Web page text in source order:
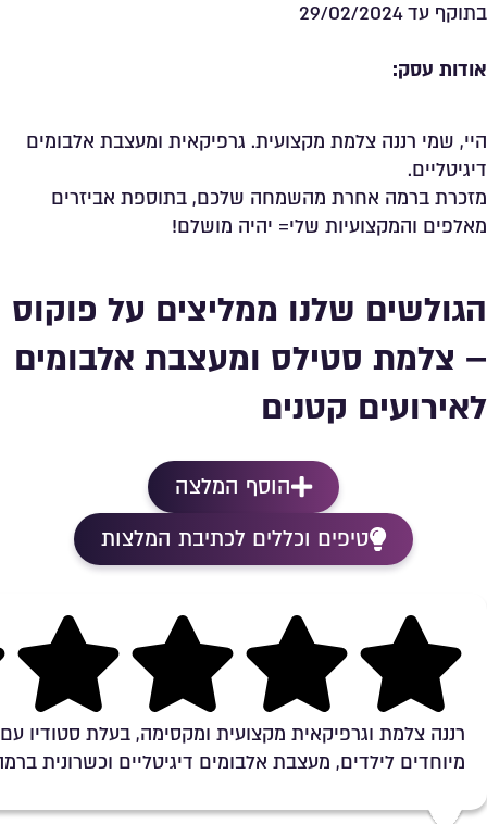
בתוקף עד 29/02/2024
אודות עסק:
היי, שמי רננה צלמת מקצועית. גרפיקאית ומעצבת אלבומים
דיגיטליים.
מזכרת ברמה אחרת מהשמחה שלכם, בתוספת אביזרים
מאלפים והמקצועיות שלי= יהיה מושלם!
הגולשים שלנו ממליצים על פוקוס
– צלמת סטילס ומעצבת אלבומים
לאירועים קטנים
הוסף המלצה
טיפים וכללים לכתיבת המלצות
Rating 5 out of 5
רננה צלמת וגרפיקאית מקצועית ומקסימה, בעלת סטודיו
מיוחדים לילדים, מעצבת אלבומים דיגיטליים וכשרונית